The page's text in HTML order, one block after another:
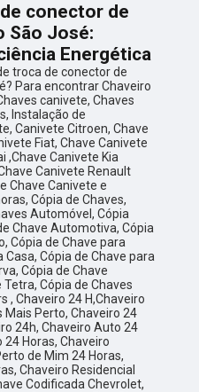
conector de
São José:
Energética
troca de conector de
Para encontrar Chaveiro
canivete, Chaves
Instalação de
Canivete Citroen, Chave
Fiat, Chave Canivete
,Chave Canivete Kia
Canivete Renault
Chave Canivete e
Cópia de Chaves,
Automóvel, Cópia
Chave Automotiva, Cópia
Cópia de Chave para
Casa, Cópia de Chave para
Cópia de Chave
Tetra, Cópia de Chaves
, Chaveiro 24 H,Chaveiro
Mais Perto, Chaveiro 24
24h, Chaveiro Auto 24
Horas, Chaveiro
de Mim 24 Horas,
Chaveiro Residencial
Codificada Chevrolet,